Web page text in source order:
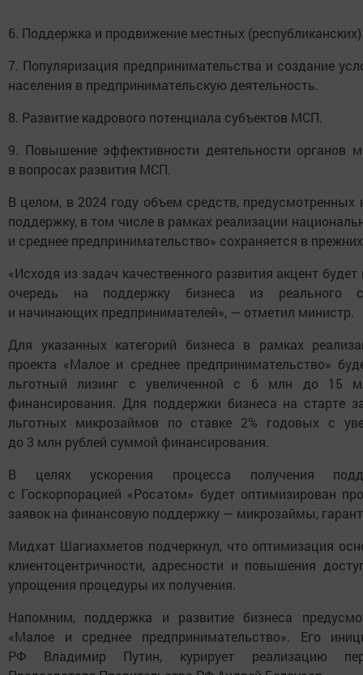
6. Поддержка и продвижение местных
7. Популяризация предпринимательства и создание
населения в предпринимательскую деятельность.
8. Развитие кадрового потенциала субъектов МСП.
9. Повышение эффективности деятельности органов
в вопросах развития МСП.
В целом, в 2024 году объем средств, предусмотренных
поддержку, в том числе в рамках реализации
и среднее предпринимательство» сохраняется в
«Исходя из задач качественного развития акцент
очередь на поддержку бизнеса из реального
и начинающих предпринимателей», — отметил министр.
Для указанных категорий бизнеса в рамках
проекта «Малое и среднее предпринимательство»
льготный лизинг с увеличенной с 6 млн до 15
финансирования. Для поддержки бизнеса на старте
льготных микрозаймов по ставке 2% годовых с
до 3 млн рублей суммой финансирования.
В целях ускорения процесса получения
с Госкорпорацией «Росатом» будет оптимизирован
заявок на финансовую поддержку — микрозаймы,
Мидхат Шагиахметов подчеркнул, что оптимизация
клиентоцентричности, адресности и повышения
упрощения процедуры их получения.
Напомним, поддержка и развитие бизнеса
«Малое и среднее предпринимательство». Его
РФ Владимир Путин, курирует реализацию